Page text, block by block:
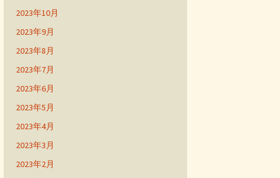
2023年10月
2023年9月
2023年8月
2023年7月
2023年6月
2023年5月
2023年4月
2023年3月
2023年2月